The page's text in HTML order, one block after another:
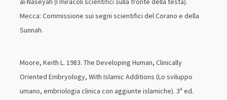
Mecca: Commissione sui segni scientifici del Corano e della
Sunnah.
Moore, Keith L. 1983. The Developing Human, Clinically
Oriented Embryology, With Islamic Additions (Lo sviluppo
umano, embriologia clinica con aggiunte islamiche). 3ª ed.